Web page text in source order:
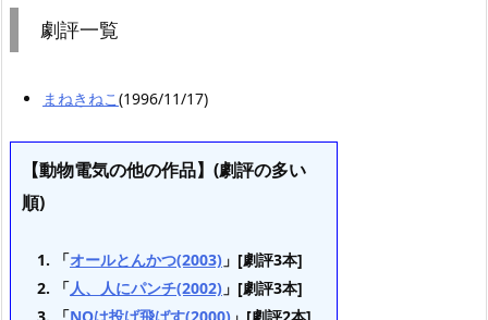
劇評一覧
まねきねこ(1996/11/17)
【動物電気の他の作品】(劇評の多い
順)
「オールとんかつ(2003) 」[劇評3本]
「人、人にパンチ(2002) 」[劇評3本]